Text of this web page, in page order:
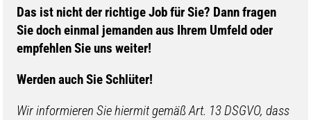
​​Das ist nicht der richtige Job für Sie? Dann fragen
Sie doch einmal jemanden aus Ihrem Umfeld oder
empfehlen Sie uns weiter!
Werden auch Sie Schlüter!
Wir informieren Sie hiermit gemäß Art. 13 DSGVO, dass